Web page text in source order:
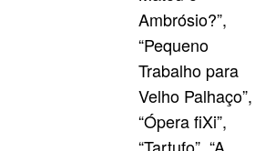
Ambrósio?”,
“Pequeno
Trabalho para
Velho Palhaço”,
“Ópera fiXi”,